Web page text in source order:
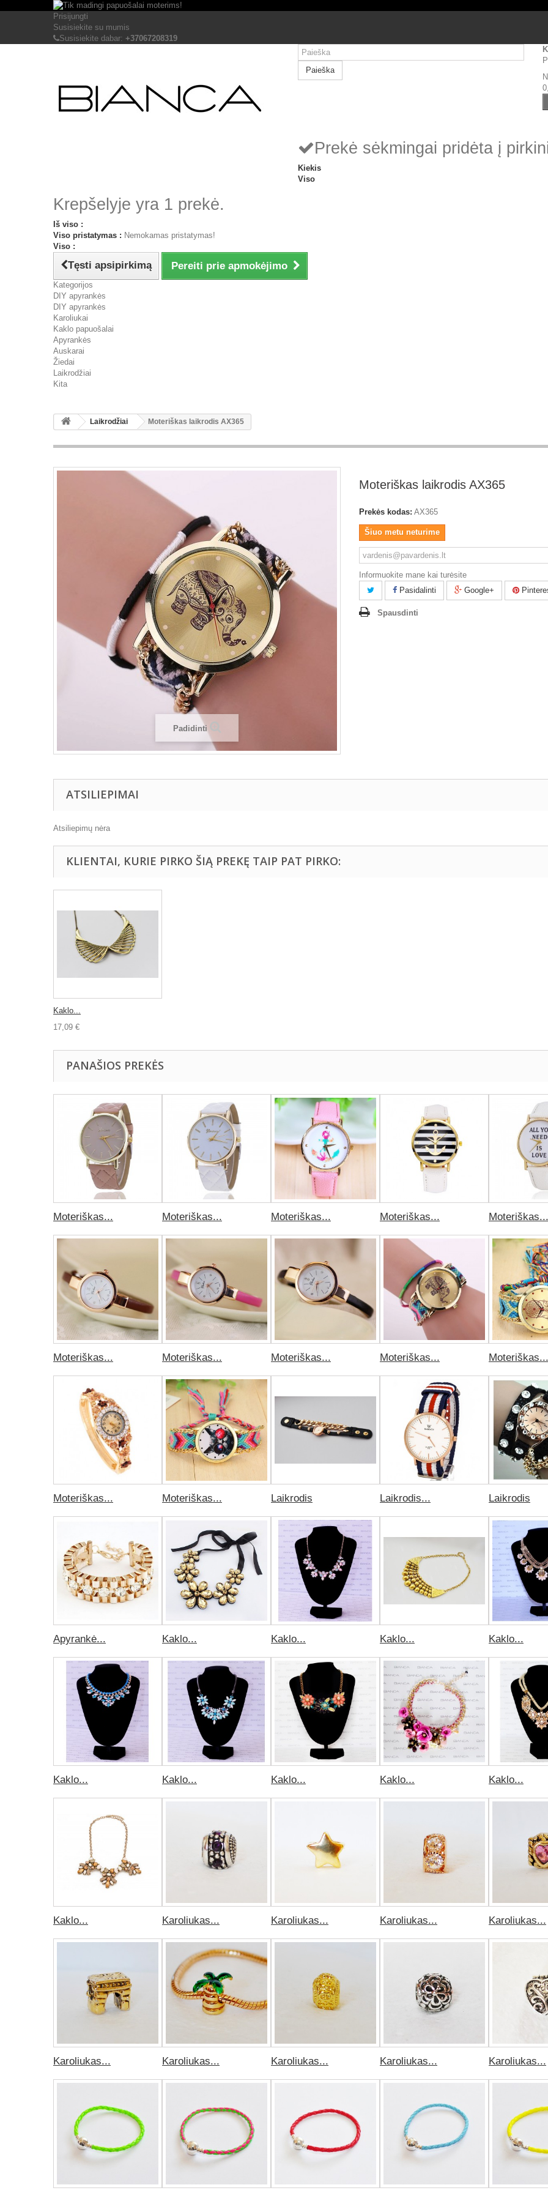
Prisijungti
Susisiekite su mumis
Susisiekite dabar: +37067208319
Paieška
Prekė sėkmingai pridėta į
Kiekis
Viso
Krepšelyje yra 1 prekė.
Iš viso :
Viso pristatymas : Nemokamas pristatymas!
Viso :
Tęsti apsipirkimą Pereiti prie apmokėjimo
Kategorijos
DIY apyrankės
DIY apyrankės
Karoliukai
Kaklo papuošalai
Apyrankės
Auskarai
Žiedai
Laikrodžiai
Kita
Laikrodžiai Moteriškas laikrodis AX365
Padidinti
Moteriškas laikrodis AX365
Prekės kodas: AX365
Šiuo metu neturime
Informuokite mane kai turėsite
Pasidalinti
Google+
Spausdinti
ATSILIEPIMAI
Atsiliepimų nėra
KLIENTAI, KURIE PIRKO ŠIĄ PREKĘ TAIP PAT PIRKO:
Kaklo...
17,09 €
PANAŠIOS PREKĖS
Moteriškas... Moteriškas... Moteriškas... Moteriškas... Moteriškas...
Moteriškas... Moteriškas... Moteriškas... Moteriškas... Moteriškas...
Moteriškas... Moteriškas... Laikrodis Laikrodis... Laikrodis
Apyrankė... Kaklo... Kaklo... Kaklo... Kaklo...
Kaklo... Kaklo... Kaklo... Kaklo... Kaklo...
Kaklo... Karoliukas... Karoliukas... Karoliukas... Karoliukas...
Karoliukas... Karoliukas... Karoliukas... Karoliukas... Karoliukas...